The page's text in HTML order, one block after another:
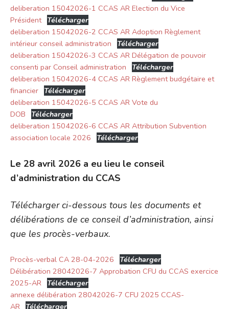
deliberation 15042026-1 CCAS AR Election du Vice
Président Télécharger
deliberation 15042026-2 CCAS AR Adoption Règlement
intérieur conseil administration
Télécharger
deliberation 15042026-3 CCAS AR Délégation de pouvoir
consenti par Conseil administration
Télécharger
deliberation 15042026-4 CCAS AR Règlement budgétaire et
financier Télécharger
deliberation 15042026-5 CCAS AR Vote du
DOB
Télécharger
deliberation 15042026-6 CCAS AR Attribution Subvention
association locale 2026
Télécharger
Le 28 avril 2026 a eu lieu le conseil
d’administration du CCAS
Télécharger ci-dessous tous les documents et
délibérations de ce conseil d’administration, ainsi
que les procès-verbaux.
Procès-verbal CA 28-04-2026
Télécharger
Délibération 28042026-7 Approbation CFU du CCAS exercice
2025-AR Télécharger
annexe délibération 28042026-7 CFU 2025 CCAS-
AR Télécharger